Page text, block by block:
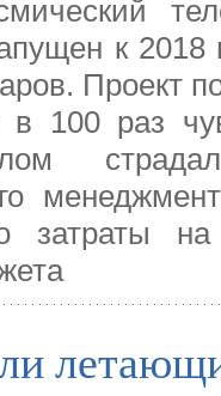
к
Проект
100 раз
затраты